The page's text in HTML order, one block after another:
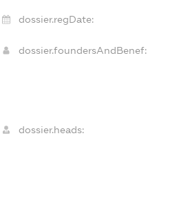
dossier.regDate:
dossier.foundersAndBenef:
dossier.heads: